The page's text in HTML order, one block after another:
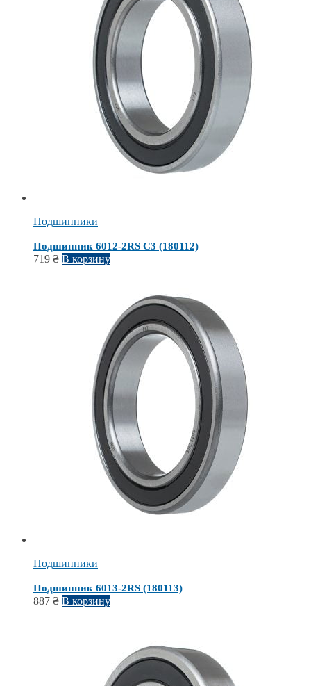
Подшипники
Подшипник 6012-2RS С3 (180112)
719 ₴ В корзину
Подшипники
Подшипник 6013-2RS (180113)
887 ₴ В корзину